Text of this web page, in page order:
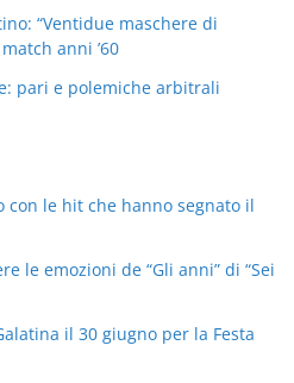
“Ventidue maschere di
anni ’60
pari e polemiche arbitrali
con le hit che hanno segnato il
le emozioni de “Gli anni” di “Sei
il 30 giugno per la Festa